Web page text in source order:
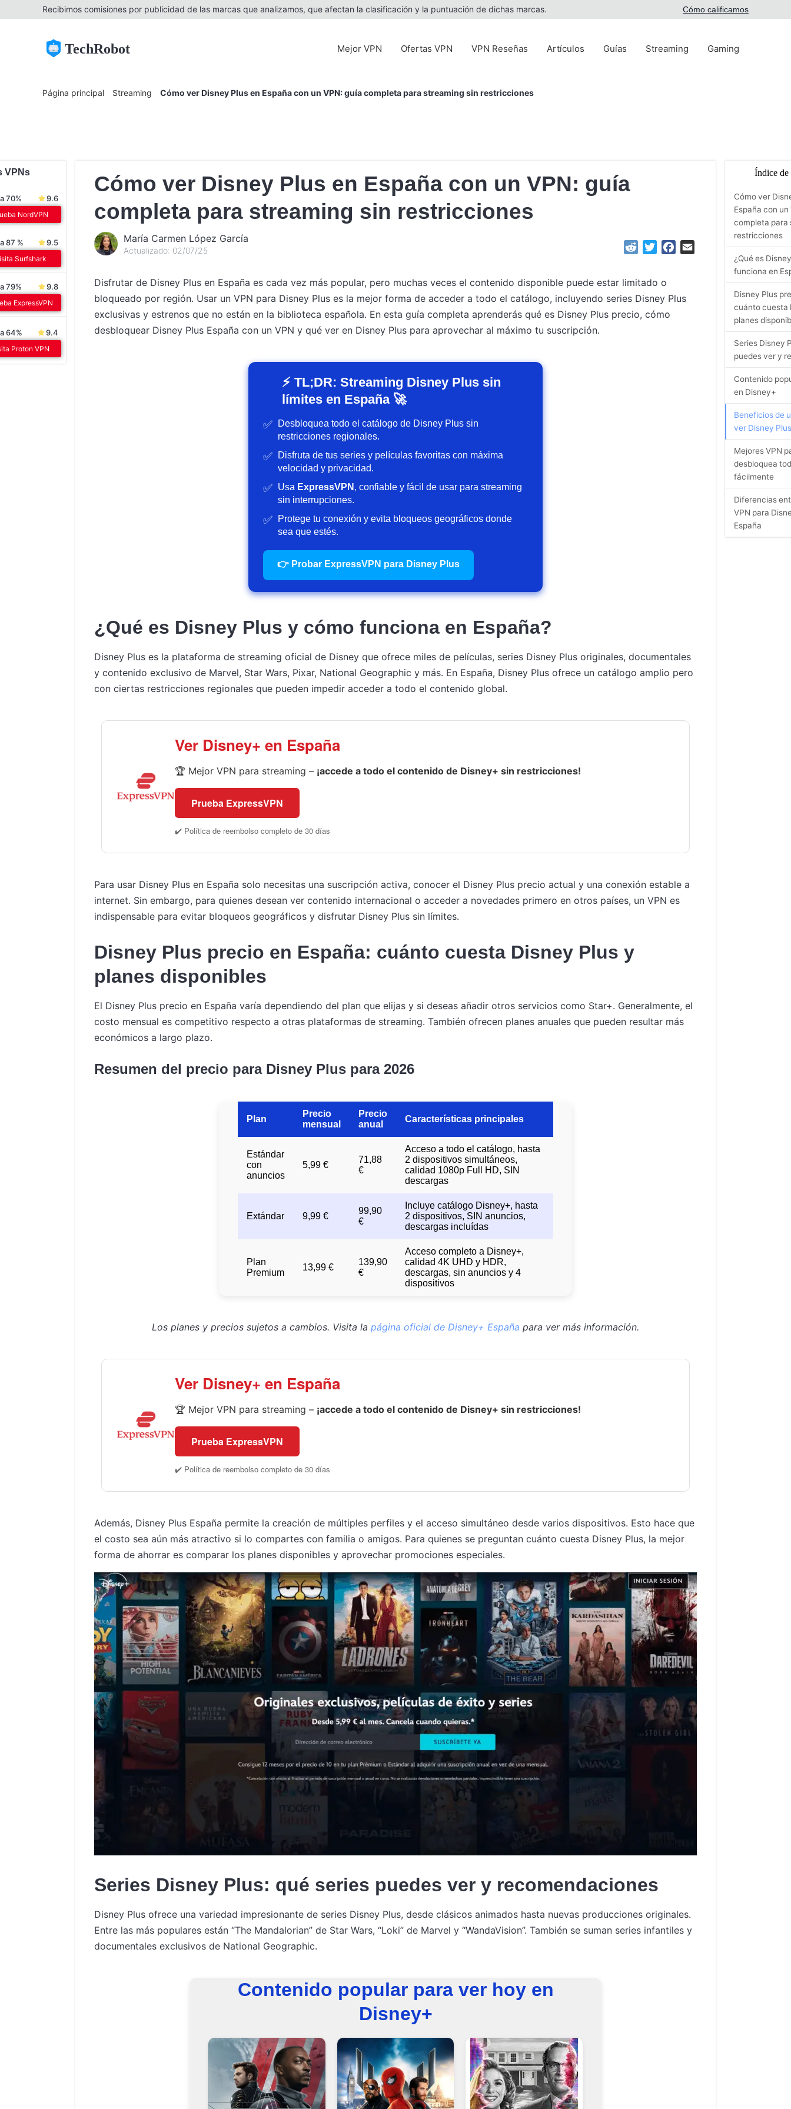
Recibimos comisiones por publicidad de las marcas que analizamos, que afectan la clasificación y la puntuación de dichas marcas. Cómo calificamos
TechRobot Mejor VPN Ofertas VPN VPN Reseñas Artículos Guías Streaming Gaming
Página principal Streaming Cómo ver Disney Plus en España con un VPN: guía completa para streaming sin restricciones
VPNs
70% 9.6
NordVPN
87 % 9.5
Surfshark
79% 9.8
ExpressVPN
64% 9.4
Proton VPN
Cómo ver Disney Plus en España con un VPN: guía
completa para streaming sin restricciones
María Carmen López García
Actualizado: 02/07/25 RedditTwitterFacebook
Disfrutar de Disney Plus en España es cada vez más popular, pero muchas veces el contenido disponible puede estar limitado o
bloqueado por región. Usar un VPN para Disney Plus es la mejor forma de acceder a todo el catálogo, incluyendo series Disney Plus
exclusivas y estrenos que no están en la biblioteca española. En esta guía completa aprenderás qué es Disney Plus precio, cómo
desbloquear Disney Plus España con un VPN y qué ver en Disney Plus para aprovechar al máximo tu suscripción.
⚡ TL;DR: Streaming Disney Plus sin
límites en España 🚀
Desbloquea todo el catálogo de Disney Plus sin
restricciones regionales.
Disfruta de tus series y películas favoritas con máxima
velocidad y privacidad.
Usa ExpressVPN , confiable y fácil de usar para streaming
sin interrupciones.
Protege tu conexión y evita bloqueos geográficos donde
sea que estés.
👉 Probar ExpressVPN para Disney Plus
¿Qué es Disney Plus y cómo funciona en España?
Disney Plus es la plataforma de streaming oficial de Disney que ofrece miles de películas, series Disney Plus originales, documentales
y contenido exclusivo de Marvel, Star Wars, Pixar, National Geographic y más. En España, Disney Plus ofrece un catálogo amplio pero
con ciertas restricciones regionales que pueden impedir acceder a todo el contenido global.
Ver Disney+ en España
🏆 Mejor VPN para streaming – ¡accede a todo el contenido de Disney+ sin restricciones!
Prueba ExpressVPN
✔️ Política de reembolso completo de 30 días
Para usar Disney Plus en España solo necesitas una suscripción activa, conocer el Disney Plus precio actual y una conexión estable a
internet. Sin embargo, para quienes desean ver contenido internacional o acceder a novedades primero en otros países, un VPN es
indispensable para evitar bloqueos geográficos y disfrutar Disney Plus sin límites.
Disney Plus precio en España: cuánto cuesta Disney Plus y
planes disponibles
El Disney Plus precio en España varía dependiendo del plan que elijas y si deseas añadir otros servicios como Star+. Generalmente, el
costo mensual es competitivo respecto a otras plataformas de streaming. También ofrecen planes anuales que pueden resultar más
económicos a largo plazo.
Resumen del precio para Disney Plus para 2026
Plan
Precio
mensual
Precio
anual
Características principales
Estándar
con
anuncios
5,99 €
71,88
€
Acceso a todo el catálogo, hasta
2 dispositivos simultáneos,
calidad 1080p Full HD, SIN
descargas
Extándar 9,99 €
99,90
€
Incluye catálogo Disney+, hasta
2 dispositivos, SIN anuncios,
descargas incluídas
Plan
Premium
13,99 €
139,90
€
Acceso completo a Disney+,
calidad 4K UHD y HDR,
descargas, sin anuncios y 4
dispositivos
Los planes y precios sujetos a cambios. Visita la página oficial de Disney+ España para ver más información.
Ver Disney+ en España
🏆 Mejor VPN para streaming – ¡accede a todo el contenido de Disney+ sin restricciones!
Prueba ExpressVPN
✔️ Política de reembolso completo de 30 días
Además, Disney Plus España permite la creación de múltiples perfiles y el acceso simultáneo desde varios dispositivos. Esto hace que
el costo sea aún más atractivo si lo compartes con familia o amigos. Para quienes se preguntan cuánto cuesta Disney Plus, la mejor
forma de ahorrar es comparar los planes disponibles y aprovechar promociones especiales.
Series Disney Plus: qué series puedes ver y recomendaciones
Disney Plus ofrece una variedad impresionante de series Disney Plus, desde clásicos animados hasta nuevas producciones originales.
Entre las más populares están “The Mandalorian” de Star Wars, “Loki” de Marvel y “WandaVision”. También se suman series infantiles y
documentales exclusivos de National Geographic.
Contenido popular para ver hoy en
Disney+
Índice de
Cómo ver
España con un
completa para
restricciones
¿Qué es
funciona en
Disney Plus
cuánto cuesta
planes
Series Disney
puedes ver y
Contenido
en Disney+
Beneficios de
ver Disney
Mejores VPN
desbloquea
fácilmente
Diferencias
VPN para
España